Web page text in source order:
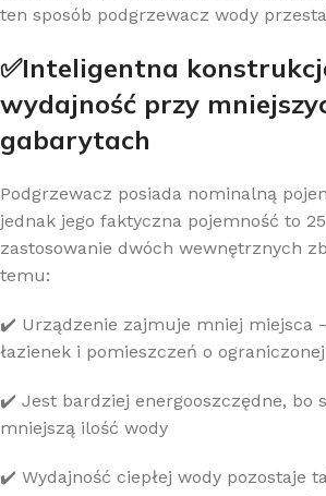
ten sposób podgrzewacz wody
✅Inteligentna
wydajność przy
gabarytach
Podgrzewacz posiada nominalną
jednak jego faktyczna pojemność to
zastosowanie dwóch wewnętrznych
temu:
✔️ Urządzenie zajmuje mniej miejsca
łazienek i pomieszczeń o
✔️ Jest bardziej energooszczędne, bo
mniejszą ilość wody
✔️ Wydajność ciepłej wody pozostaje